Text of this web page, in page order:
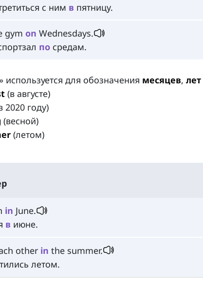
с ним в пятницу.
gym on Wednesdays.
по средам.
» используется для обозначения месяцев, лет
(в августе)
2020 году)
(весной)
(летом)
in June.
в июне.
other in the summer.
летом.